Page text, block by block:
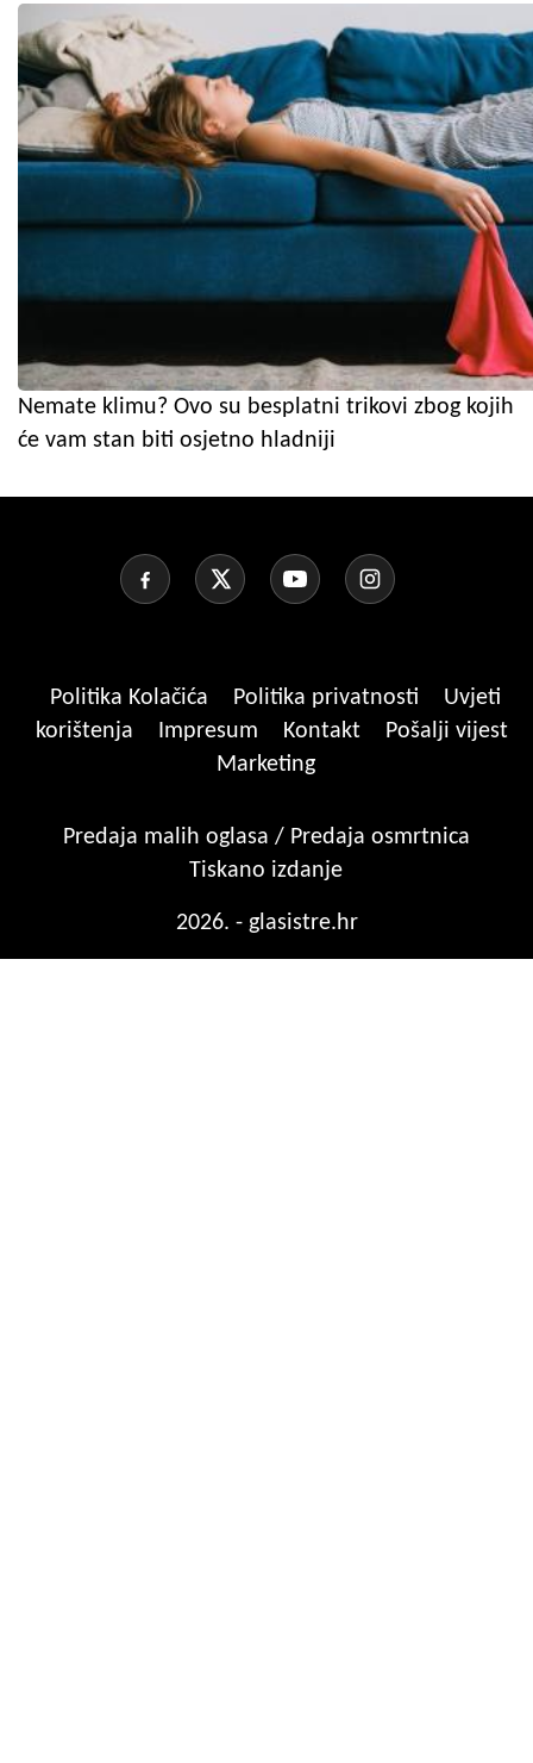
Nemate klimu? Ovo su besplatni trikovi zbog kojih
će vam stan biti osjetno hladniji
Politika Kolačića Politika privatnosti
Uvjeti
korištenja
Impresum Kontakt
Pošalji vijest
Marketing
Predaja malih oglasa / Predaja osmrtnica
Tiskano izdanje
2026. - glasistre.hr